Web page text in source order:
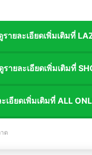
รายละเอียดเพิ่มเติมที่
รายละเอียดเพิ่มเติมที่
เอียดเพิ่มเติมที่ ALL
ด